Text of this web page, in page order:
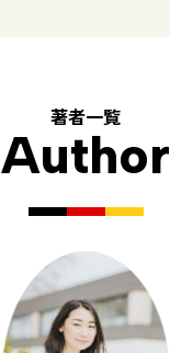
著者一覧
Author